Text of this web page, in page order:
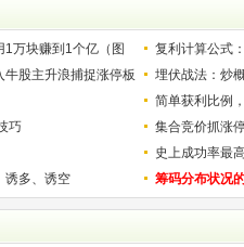
1万块赚到1个亿（图
复利计算公式
少？
股主升浪捕捉涨停板
埋伏战法：炒
简单获利比例
用
巧
集合竞价抓涨
史上成功率最
称选股法宝！
诱多、诱空 筹码分布状况